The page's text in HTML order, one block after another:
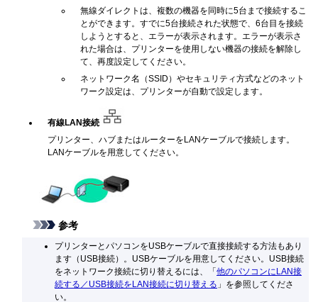
無線ダイレクトは、複数の機器を同時に5台まで接続するこ
とができます。すでに5台接続された状態で、6台目を接続
しようとすると、エラーが表示されます。エラーが表示さ
れた場合は、プリンターを使用しない機器の接続を解除し
て、再度設定してください。
ネットワーク名（SSID）やセキュリティ方式などのネット
ワーク設定は、プリンターが自動で設定します。
有線LAN接続
プリンター、ハブまたはルーターをLANケーブルで接続します。
LANケーブルを用意してください。
参考
プリンターとパソコンをUSBケーブルで直接接続する方法もあり
ます（USB接続）。USBケーブルを用意してください。USB接続
をネットワーク接続に切り替えるには、「他のパソコンにLAN接
続する／USB接続をLAN接続に切り替える 」を参照してくださ
い。